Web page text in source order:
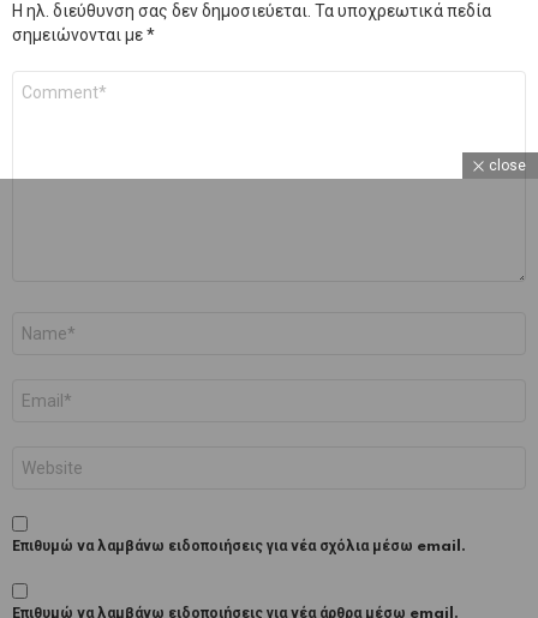
Η ηλ. διεύθυνση σας δεν δημοσιεύεται. Τα υποχρεωτικά πεδία
σημειώνονται με*
Επιθυμώ να λαμβάνω ειδοποιήσεις για νέα σχόλια μέσω email.
Επιθυμώ να λαμβάνω ειδοποιήσεις για νέα άρθρα μέσω email.
close